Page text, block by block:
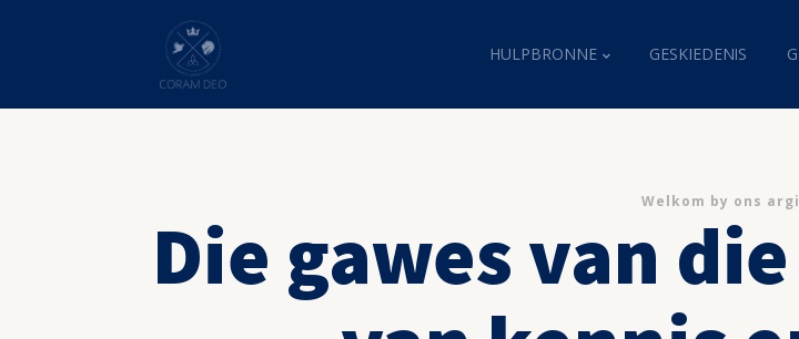
HULPBRONNE GESKIEDENIS
Welkom by ons
Die gawes van